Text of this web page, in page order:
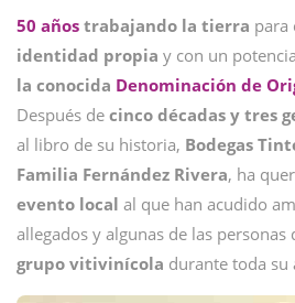
50 años trabajando la tierra para
identidad propia y con un
la conocida Denominación de
Después de cinco décadas y tres
al libro de su historia, Bodegas
Familia Fernández Rivera, ha
evento local al que han acudido
allegados y algunas de las
grupo vitivinícola durante toda su